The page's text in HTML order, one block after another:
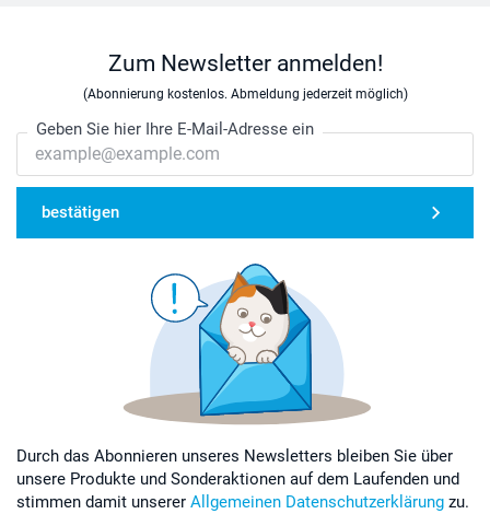
Zum Newsletter anmelden!
(Abonnierung kostenlos. Abmeldung jederzeit möglich)
Geben Sie hier Ihre E-Mail-Adresse ein
bestätigen
Durch das Abonnieren unseres Newsletters bleiben Sie über
unsere Produkte und Sonderaktionen auf dem Laufenden und
stimmen damit unserer Allgemeinen Datenschutzerklärung zu.